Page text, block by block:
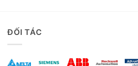
ĐỐI TÁC